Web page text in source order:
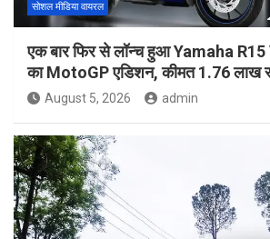
सोशल मीडिया वायरल
एक बार फिर से लॉन्च हुआ Yamaha
का MotoGP एडिशन, कीमत 1.76 लाख
August 5, 2026 admin